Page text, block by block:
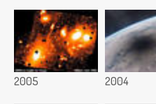
2005 2004